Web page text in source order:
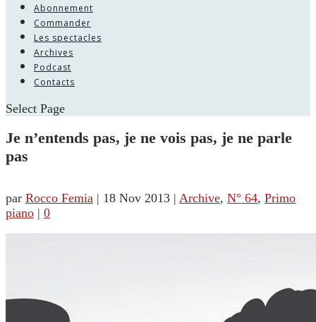
Abonnement
Commander
Les spectacles
Archives
Podcast
Contacts
Select Page
Je n’entends pas, je ne vois pas, je ne parle
pas
par Rocco Femia | 18 Nov 2013 | Archive, N° 64, Primo
piano | 0